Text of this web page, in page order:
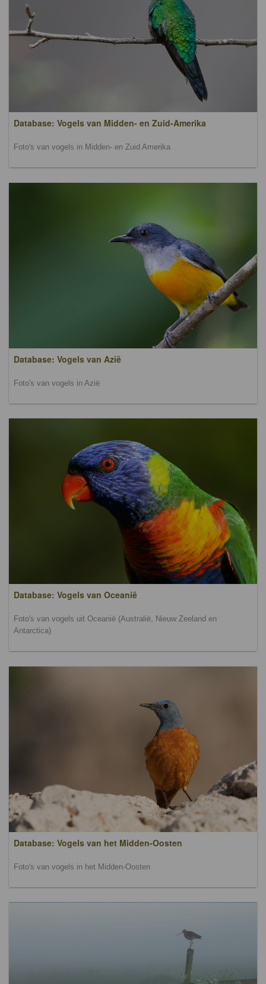
Database: Vogels van Midden- en Zuid-Amerika
Foto's van vogels in Midden- en Zuid Amerika
Database: Vogels van Azië
Foto's van vogels in Azië
Database: Vogels van Oceanië
Foto's van vogels uit Oceanië (Australië, Nieuw Zeeland en
Antarctica)
Database: Vogels van het Midden-Oosten
Foto's van vogels in het Midden-Oosten